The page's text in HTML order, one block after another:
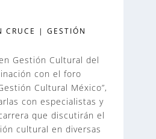
CRUCE | GESTIÓN
Gestión Cultural del
con el foro
Cultural México”,
con especialistas y
que discutirán el
cultural en diversas